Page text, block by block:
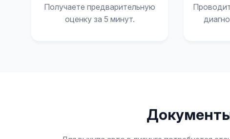
Получаете предварительную
оценку за 5 минут.